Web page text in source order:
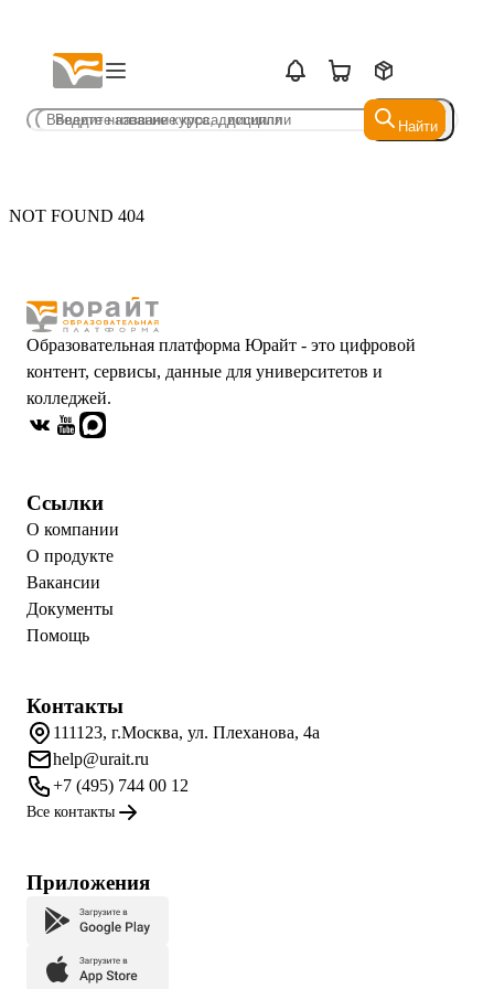
Найти
Найти
NOT FOUND 404
Образовательная платформа Юрайт - это цифровой
контент, сервисы, данные для университетов и
колледжей.
Ссылки
О компании
О продукте
Вакансии
Документы
Помощь
Контакты
111123, г.Москва, ул. Плеханова, 4а
help@urait.ru
+7 (495) 744 00 12
Все контакты
Приложения